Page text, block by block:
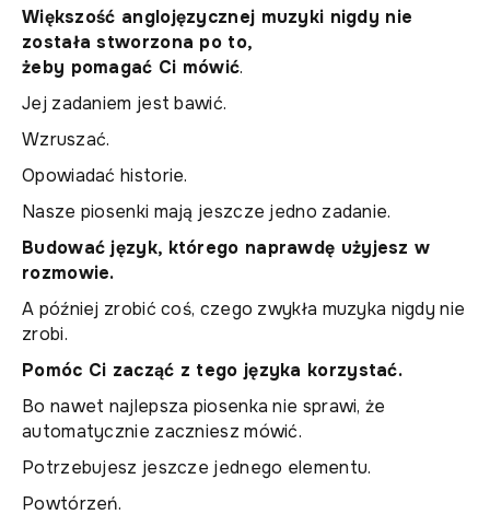
Większość anglojęzycznej muzyki nigdy nie
została stworzona po to,
żeby pomagać Ci mówić.
Jej zadaniem jest bawić.
Wzruszać.
Opowiadać historie.
Nasze piosenki mają jeszcze jedno zadanie.
Budować język, którego naprawdę użyjesz w
rozmowie.
A później zrobić coś, czego zwykła muzyka nigdy nie
zrobi.
Pomóc Ci zacząć z tego języka korzystać.
Bo nawet najlepsza piosenka nie sprawi, że
automatycznie zaczniesz mówić.
Potrzebujesz jeszcze jednego elementu.
Powtórzeń.